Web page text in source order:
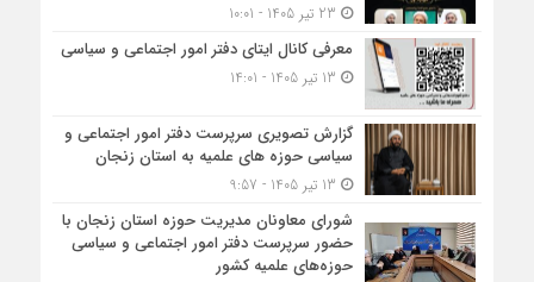
معرفی کانال ایتای دفتر امور اجتماعی و سیاسی
گزارش تصویری سرپرست دفتر امور اجتماعی و
سیاسی حوزه های علمیه به استان زنجان
شورای معاونان مدیریت حوزه استان زنجان با
حضور سرپرست دفتر امور اجتماعی و سیاسی
حوزه‌های علمیه کشور